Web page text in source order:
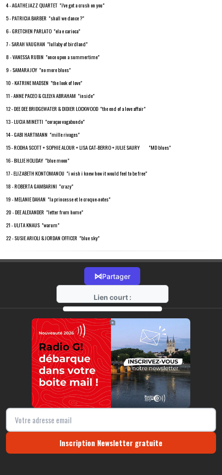
4 - AGATHE JAZZ QUARTET "i've got a crush on you"
5 - PATRICIA BARBER "shall we dance ?"
6 - GRETCHEN PARLATO "ela e carioca"
7 - SARAH VAUGHAN "lullaby of birdland"
8 - VANESSA RUBIN "once upon a summertime"
9 - SAMARA JOY "no more blues"
10 - KATRINE MADSEN "the look of love"
11 - ANNE PACEO & CLELYA ABRAHAM "inside"
12 - DEE DEE BRIDGEWATER & DIDIER LOCKWOOD "the end of a love affair"
13 - LUCIA MINETTI "coraçao vagabundo"
14 - GABI HARTMANN "mille rivages"
15 - RODHA SCOTT + SOPHIE ALOUR + LISA CAT-BERRO + JULIE SAURY "MD blues"
16 - BILLIE HOLIDAY "blue moon"
17 - ELIZABETH KONTOMANOU "i wish i knew how it would feel to be free"
18 - ROBERTA GAMBARINI "crazy"
19 - MELANIE DAHAN "la princesse et le croque-notes"
20 - DEE ALEXANDER "letter from home"
21 - ULITA KNAUS "warum"
22 - SUSIE ARIOLI & JORDAN OFFICER "blue sky"
⋈Partager
Lien court :
https://radio-g.fr?18094
⧉
Inscription Newsletter gratuite